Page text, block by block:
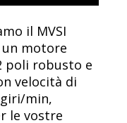
il MVSI
un motore
poli robusto e
velocità di
giri/min,
le vostre